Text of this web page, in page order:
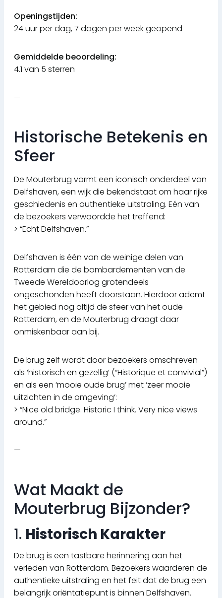
Openingstijden:
24 uur per dag, 7 dagen per week geopend
Gemiddelde beoordeling:
4.1 van 5 sterren
—
Historische Betekenis en
Sfeer
De Mouterbrug vormt een iconisch onderdeel van
Delfshaven, een wijk die bekendstaat om haar rijke
geschiedenis en authentieke uitstraling. Eén van
de bezoekers verwoordde het treffend:
> “Echt Delfshaven.”
Delfshaven is één van de weinige delen van
Rotterdam die de bombardementen van de
Tweede Wereldoorlog grotendeels
ongeschonden heeft doorstaan. Hierdoor ademt
het gebied nog altijd de sfeer van het oude
Rotterdam, en de Mouterbrug draagt daar
onmiskenbaar aan bij.
De brug zelf wordt door bezoekers omschreven
als ‘historisch en gezellig’ (“Historique et convivial”)
en als een ‘mooie oude brug’ met ‘zeer mooie
uitzichten in de omgeving’:
> “Nice old bridge. Historic I think. Very nice views
around.”
—
Wat Maakt de
Mouterbrug Bijzonder?
1. Historisch Karakter
De brug is een tastbare herinnering aan het
verleden van Rotterdam. Bezoekers waarderen de
authentieke uitstraling en het feit dat de brug een
belangrijk oriëntatiepunt is binnen Delfshaven.